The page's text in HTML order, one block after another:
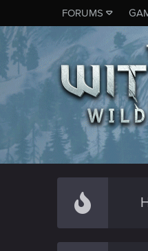
FORUMS